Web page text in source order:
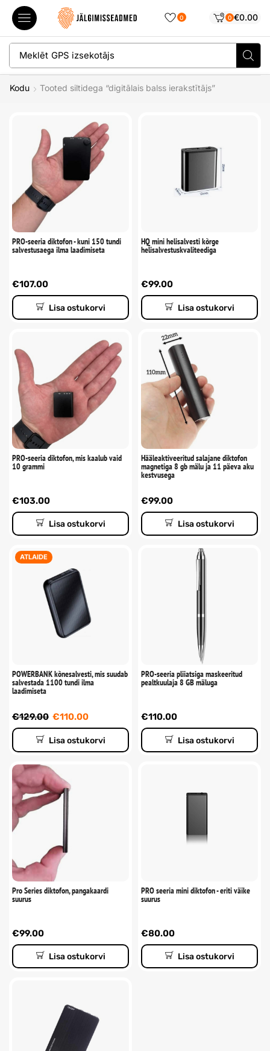
0 0 €0.00
Meklēt Slēptā kamera
Kodu Tooted siltidega “digitālais balss ierakstītājs”
PRO-seeria diktofon - kuni 150 tundi
salvestusaega ilma laadimiseta
€107.00
Lisa ostukorvi
HQ mini helisalvesti kõrge
helisalvestuskvaliteediga
€99.00
Lisa ostukorvi
PRO-seeria diktofon, mis kaalub vaid
10 grammi
€103.00
Lisa ostukorvi
Hääleaktiveeritud salajane diktofon
magnetiga 8 gb mälu ja 11 päeva aku
kestvusega
€99.00
Lisa ostukorvi
ATLAIDE
POWERBANK kõnesalvesti, mis suudab
salvestada 1100 tundi ilma
laadimiseta
€129.00 €110.00
Lisa ostukorvi
PRO-seeria pliiatsiga maskeeritud
pealtkuulaja 8 GB mäluga
€110.00
Lisa ostukorvi
Pro Series diktofon, pangakaardi
suurus
€99.00
Lisa ostukorvi
PRO seeria mini diktofon - eriti väike
suurus
€80.00
Lisa ostukorvi